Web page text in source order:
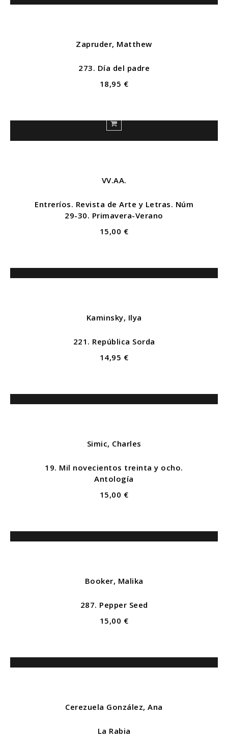
Zapruder, Matthew
273. Día del padre
18,95 €
VV.AA.
Entreríos. Revista de Arte y Letras. Núm
29-30. Primavera-Verano
15,00 €
Kaminsky, Ilya
221. República Sorda
14,95 €
Simic, Charles
19. Mil novecientos treinta y ocho.
Antología
15,00 €
Booker, Malika
287. Pepper Seed
15,00 €
Cerezuela González, Ana
La Rabia